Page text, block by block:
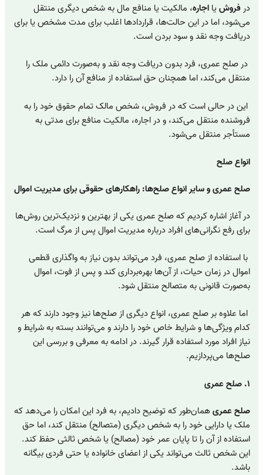
درفروشیااجاره، مالکیت یا منافع مال به شخص دیگری منتقل
می‌شود، اما در این حالت‌ها، قراردادها اغلب برای مدت مشخص یا برای
دریافت وجه نقد و سود بردن است.
در صلح عمری، فرد بدون دریافت وجه نقد و به‌صورت دائمی ملک را
منتقل می‌کند، اما همچنان حق استفاده از منافع آن را دارد.
این در حالی است که در فروش، شخص مالک تمام حقوق خود را به
فروشنده منتقل می‌کند، و در اجاره، مالکیت منافع برای مدتی به
مستأجر منتقل می‌شود.
انواع صلح
صلح عمری و سایر انواع صلح‌ها: راهکارهای حقوقی برای مدیریت اموال
در آغاز اشاره کردیم که صلح عمری یکی از بهترین و نزدیک‌ترین روش‌ها
برای رفع نگرانی‌های افراد درباره مدیریت اموال پس از مرگ است.
با استفاده از صلح عمری، فرد می‌تواند بدون نیاز به واگذاری قطعی
اموال در زمان حیات، از آن‌ها بهره‌برداری کند و پس از فوت، اموال
به‌صورت قانونی به متصالح منتقل شود.
اما علاوه بر صلح عمری، انواع دیگری از صلح‌ها نیز وجود دارند که هر
کدام ویژگی‌ها و شرایط خاص خود را دارند و می‌توانند بسته به شرایط و
نیاز افراد مورد استفاده قرار گیرند. در ادامه به معرفی و بررسی این
صلح‌ها می‌پردازیم.
۱. صلح عمری
صلح عمریهمان‌طور که توضیح دادیم، به فرد این امکان را می‌دهد که
ملک یا دارایی خود را به شخص دیگری (متصالح) منتقل کند، اما حق
استفاده از آن را تا پایان عمر خود (مصالح) یا شخص ثالثی حفظ کند.
این شخص ثالث می‌تواند یکی از اعضای خانواده یا حتی فردی بیگانه
باشد.